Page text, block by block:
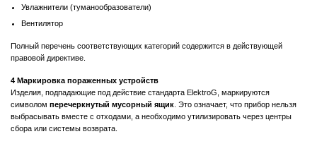
Увлажнители (туманообразователи)
Вентилятор
Полный перечень соответствующих категорий содержится в действующей
правовой директиве.
4 Маркировка пораженных устройств
Изделия, подпадающие под действие стандарта ElektroG, маркируются
символом перечеркнутый мусорный ящик . Это означает, что прибор нельзя
выбрасывать вместе с отходами, а необходимо утилизировать через центры
сбора или системы возврата.